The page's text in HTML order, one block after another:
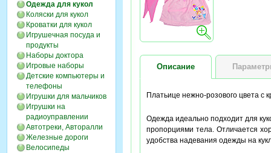
Одежда для кукол
Коляски для кукол
Кроватки для кукол
Игрушечная посуда и
продукты
Наборы доктора
Игровые наборы
Детские компьютеры и
телефоны
Игрушки для мальчиков
Игрушки на
радиоуправлении
Автотреки, Авторалли
Железные дороги
Велосипеды
Описание
Платьице нежно-розового цвета
Одежда идеально подходит для
пропорциями тела. Отличается
удобства надевания одежды на